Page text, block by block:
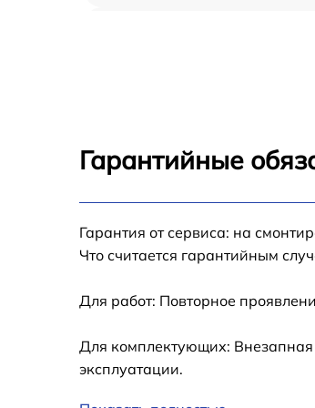
Замена корпуса iPad Pro
Замена камеры iPad Pro 12.9
Гарантийные
Гарантия от сервиса: на
Что считается гарантийным
Для работ: Повторное
Для комплектующих: Внезапная
эксплуатации.